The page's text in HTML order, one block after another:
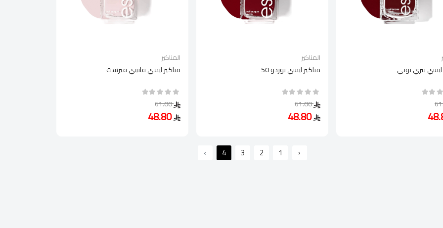
ايسي بيري نوتي
المناكير
مناكير ايسي بوردو 50
61.00
48.80
المناكير
مناكير ايسي فانيتي فيرست
61.00
48.80
‹
1
2
3
4
›